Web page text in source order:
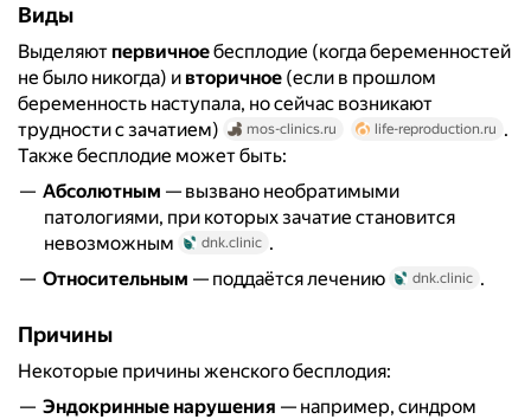
Виды
Выделяют первичноебесплодие (когда беременностей
не было никогда) и вторичное (если в прошлом
беременность наступала, но сейчас возникают
трудности с зачатием)
mos-clinics.ru life-reproduction.ru .
Также бесплодие может быть:
Абсолютным — вызвано необратимыми
патологиями, при которых зачатие становится
невозможным
dnk.clinic .
Относительным — поддаётся лечению dnk.clinic .
Причины
Некоторые причины женского бесплодия:
Эндокринные нарушения — например, синдром